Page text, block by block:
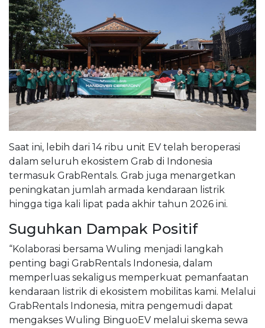
Saat ini, lebih dari 14 ribu unit EV telah beroperasi
dalam seluruh ekosistem Grab di Indonesia
termasuk GrabRentals. Grab juga menargetkan
peningkatan jumlah armada kendaraan listrik
hingga tiga kali lipat pada akhir tahun 2026 ini.
Suguhkan Dampak Positif
“Kolaborasi bersama Wuling menjadi langkah
penting bagi GrabRentals Indonesia, dalam
memperluas sekaligus memperkuat pemanfaatan
kendaraan listrik di ekosistem mobilitas kami. Melalui
GrabRentals Indonesia, mitra pengemudi dapat
mengakses Wuling BinguoEV melalui skema sewa